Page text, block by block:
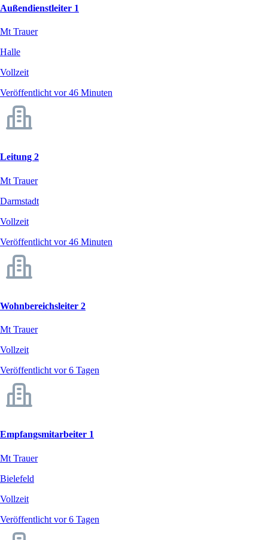
Außendienstleiter 1
Mt Trauer
Halle
Vollzeit
Veröffentlicht vor 46 Minuten
Leitung 2
Mt Trauer
Darmstadt
Vollzeit
Veröffentlicht vor 46 Minuten
Wohnbereichsleiter 2
Mt Trauer
Vollzeit
Veröffentlicht vor 6 Tagen
Empfangsmitarbeiter 1
Mt Trauer
Bielefeld
Vollzeit
Veröffentlicht vor 6 Tagen